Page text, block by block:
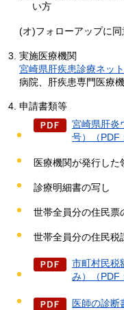
い方
(オ)フォローアップに
実施医療機関
宮崎県肝疾患診療ネッ
病院、肝疾患専門医療
申請書類等
宮崎県肝炎
号）（PDF
医療機関が発行した
診療明細書の写し
世帯全員分の住民票
世帯全員分の住民税
市町村民税
み）（PDF
医師の診断